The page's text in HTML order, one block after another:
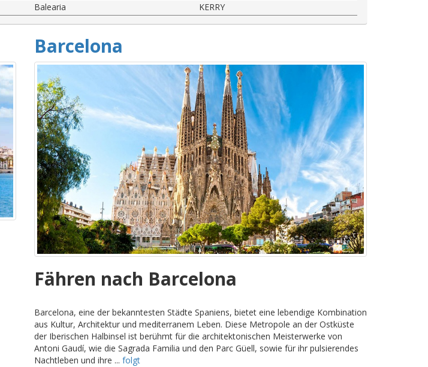
Balearia KERRY
Barcelona
Fähren nach Barcelona
Barcelona, eine der bekanntesten Städte Spaniens, bietet eine lebendige Kombination
aus Kultur, Architektur und mediterranem Leben. Diese Metropole an der Ostküste
der Iberischen Halbinsel ist berühmt für die architektonischen Meisterwerke von
Antoni Gaudí, wie die Sagrada Familia und den Parc Güell, sowie für ihr pulsierendes
Nachtleben und ihre ... folgt